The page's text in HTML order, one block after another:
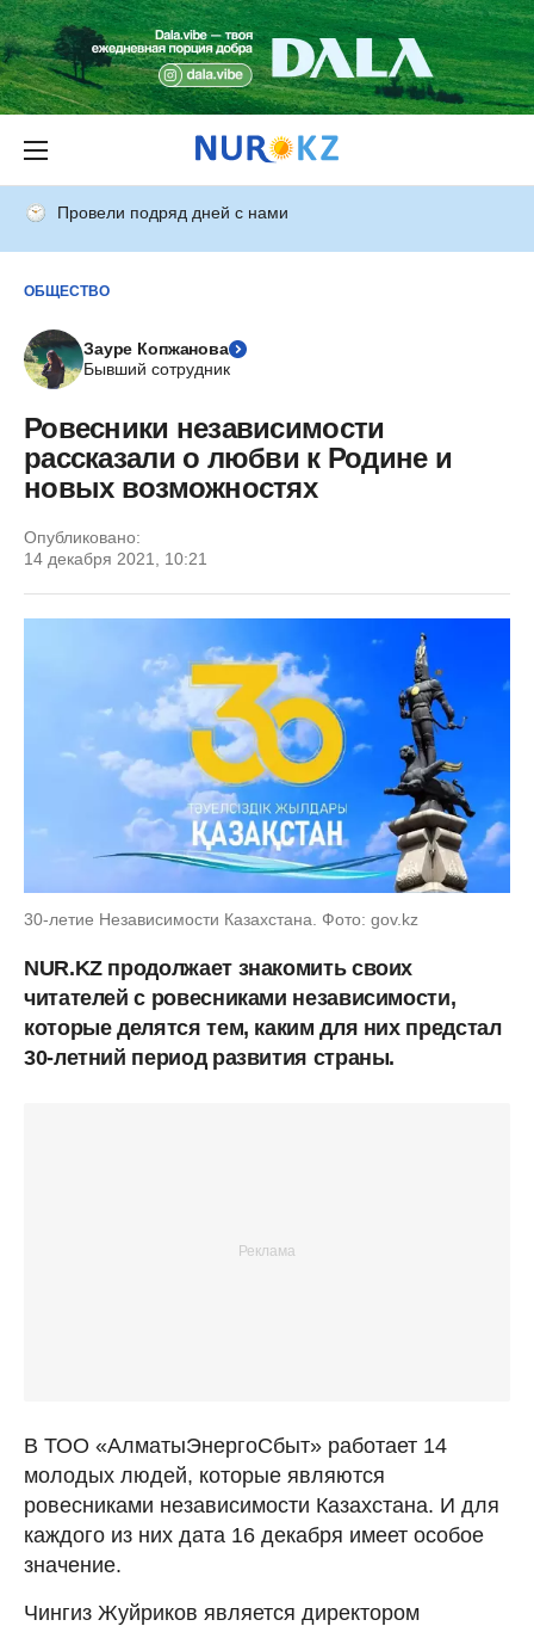
Провели подряд дней с нами
ОБЩЕСТВО
Зауре Копжанова
Бывший сотрудник
Ровесники независимости
рассказали о любви к Родине и
новых возможностях
Опубликовано:
14 декабря 2021, 10:21
30-летие Независимости Казахстана. Фото: gov.kz
NUR.KZ продолжает знакомить своих
читателей с ровесниками независимости,
которые делятся тем, каким для них предстал
30-летний период развития страны.
В ТОО «АлматыЭнергоСбыт» работает 14
молодых людей, которые являются
ровесниками независимости Казахстана. И для
каждого из них дата 16 декабря имеет особое
значение.
Чингиз Жуйриков является директором